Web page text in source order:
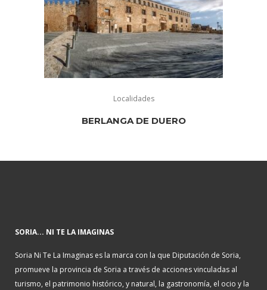
Localidades
BERLANGA DE DUERO
SORIA... NI TE LA IMAGINAS
Soria Ni Te La Imaginas es la marca con la que Diputación de Soria,
promueve la provincia de Soria a través de acciones vinculadas al
turismo, el patrimonio histórico, y natural, la gastronomía, el ocio y la